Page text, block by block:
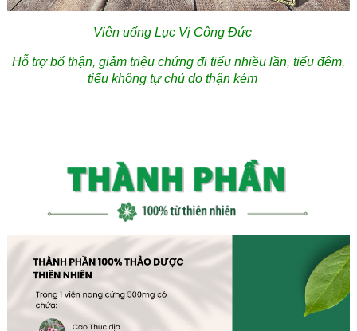
Viên uống Lục Vị Công Đức
Hỗ trợ bổ thận, giảm triệu chứng đi tiểu nhiều lần, tiểu đêm,
tiểu không tự chủ do thận kém